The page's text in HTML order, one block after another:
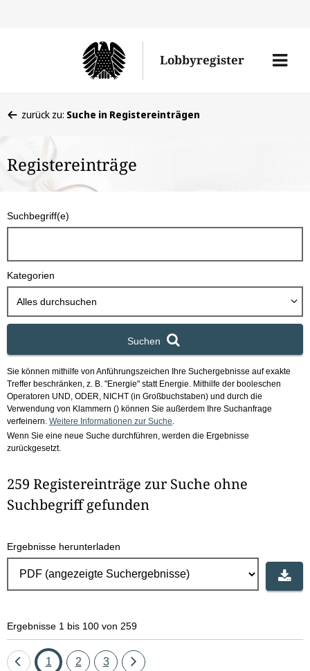
den
Lobbyregister
Menü
befinden
hier:
zurück zu: Suche in Registereinträgen
Registereinträge
u
h
b
x
Suchbegriff(e)
Kategorien
Alles durchsuchen
Suchen
Sie können mithilfe von Anführungszeichen Ihre Suchergebnisse auf exakte
Treffer beschränken, z. B. "Energie" statt Energie. Mithilfe der booleschen
Operatoren UND, ODER, NICHT (in Großbuchstaben) und durch die
Verwendung von Klammern () können Sie außerdem Ihre Suchanfrage
verfeinern. Weitere Informationen zur Suche
Wenn Sie eine neue Suche durchführen, werden die Ergebnisse
zurückgesetzt.
259 Registereinträge zur Suche ohne
Suchbegriff gefunden
Ergebnisse herunterladen
Ergebnisse 1 bis 100 von 259
EineSeite
1 Seite
2 Seite
3
Eine